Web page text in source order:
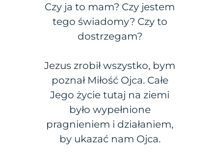
Czy ja to mam? Czy jestem
tego świadomy? Czy to
dostrzegam?
Jezus zrobił wszystko, bym
poznał Miłość Ojca. Całe
Jego życie tutaj na ziemi
było wypełnione
pragnieniem i działaniem,
by ukazać nam Ojca.